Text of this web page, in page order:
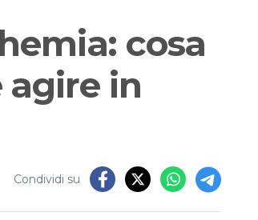
cosa
agire in
Condividi su